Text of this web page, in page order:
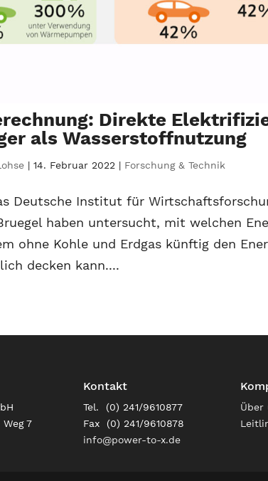
Direkte
als Wasserstoffnutzung
|14. Februar 2022 | Forschung & Technik
Deutsche Institut für
haben untersucht, mit welchen
ohne Kohle und Erdgas künftig den
decken kann....
7
Kontakt
Tel. (0) 241/9610877
Fax (0) 241/9610878
info@power-to-x.de
Über